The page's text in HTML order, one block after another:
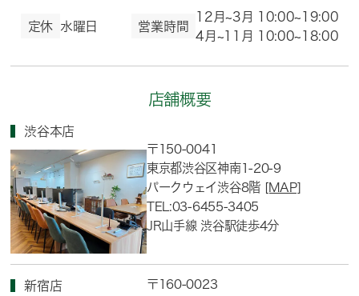
定休 水曜日 営業時間
12月~3月 10:00~19:00
4月~11月 10:00~18:00
店舗概要
渋谷本店
〒150-0041
東京都渋谷区神南1-20-9
パークウェイ渋谷8階 [MAP]
TEL:03-6455-3405
JR山手線 渋谷駅徒歩4分
新宿店
〒160-0023